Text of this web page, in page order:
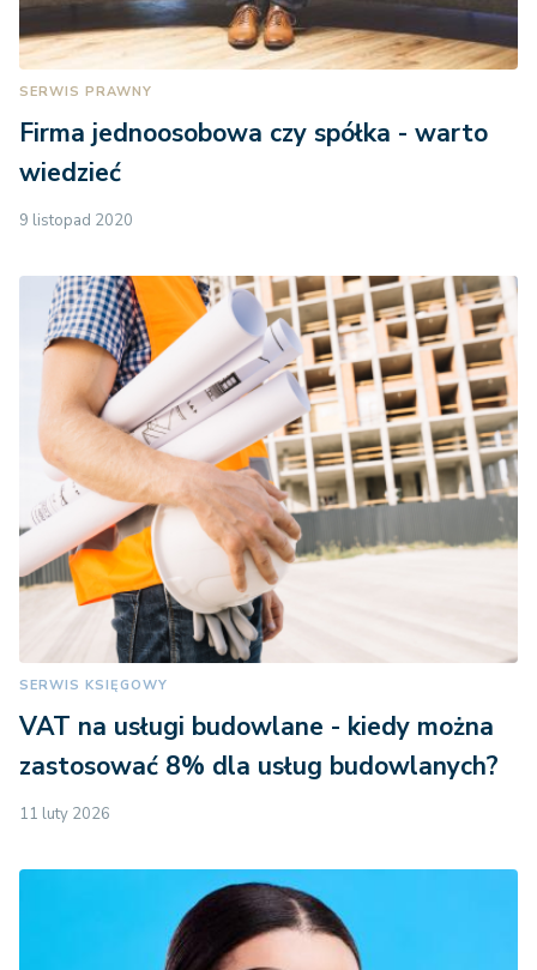
SERWIS PRAWNY
Firma jednoosobowa czy spółka - warto
wiedzieć
9 listopad 2020
SERWIS KSIĘGOWY
VAT na usługi budowlane - kiedy można
zastosować 8% dla usług budowlanych?
11 luty 2026